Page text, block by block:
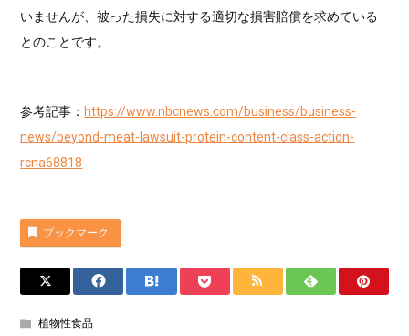
いませんが、被った損失に対する適切な損害賠償を求めている
とのことです。
参考記事： https://www.nbcnews.com/business/business-
news/beyond-meat-lawsuit-protein-content-class-action-
rcna68818
ブックマーク
植物性食品